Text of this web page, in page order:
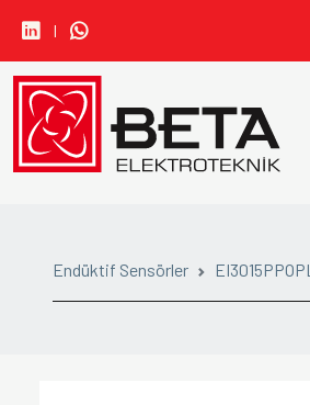
I
Endüktif Sensörler EI3015PPOPL
• CARLO GAVAZZI
• IDEM SAFETY
• ORION FANS